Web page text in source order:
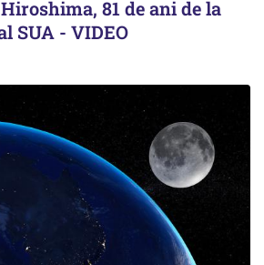
81 de ani de la
SUA - VIDEO